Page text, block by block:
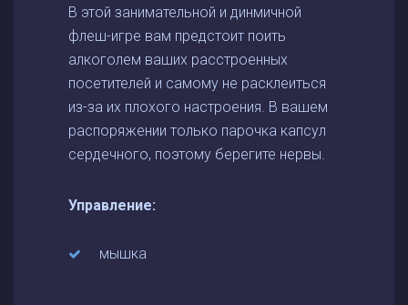
В этой занимательной и динмичной
флеш-игре вам предстоит поить
алкоголем ваших расстроенных
посетителей и самому не расклеиться
из-за их плохого настроения. В вашем
распоряжении только парочка капсул
сердечного, поэтому берегите нервы.
Управление:
мышка